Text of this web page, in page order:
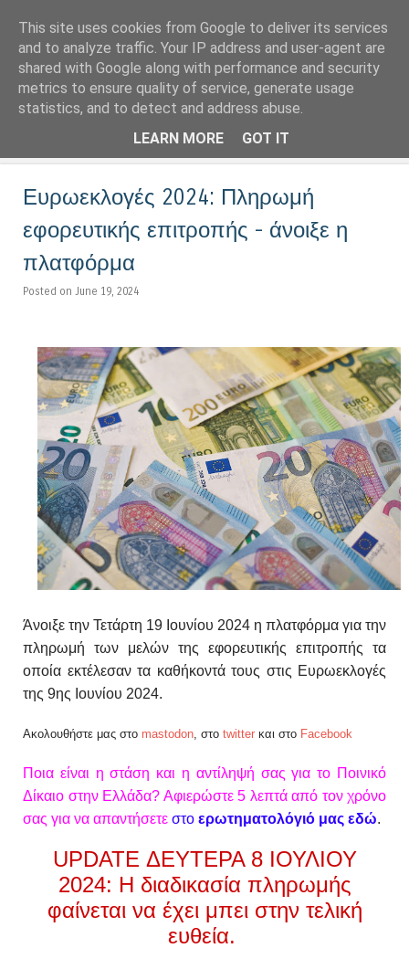
LoNinja.gr
Menu
Ευρωεκλογές 2024: Πληρωμή
εφορευτικής επιτροπής - άνοιξε η
πλατφόρμα
Posted on June 19, 2024
Άνοιξε την Τετάρτη 19 Ιουνίου 2024 η πλατφόρμα για την
πληρωμή των μελών της εφορευτικής επιτροπής τα
οποία εκτέλεσαν τα καθήκοντά τους στις Ευρωεκλογές
της 9ης Ιουνίου 2024.
Ακολουθήστε μας στο mastodon, στο twitter και στο Facebook
Ποια είναι η στάση και η αντίληψή σας για το Ποινικό
Δίκαιο στην Ελλάδα? Αφιερώστε 5 λεπτά από τον χρόνο
σας για να απαντήσετε στο ερωτηματολόγιό μας εδώ.
UPDATE ΔΕΥΤΕΡΑ 8 ΙΟΥΛΙΟΥ
2024: Η διαδικασία πληρωμής
φαίνεται να έχει μπει στην τελική
ευθεία.
This site uses cookies from Google to deliver its services
and to analyze traffic. Your IP address and user-agent are
shared with Google along with performance and security
metrics to ensure quality of service, generate usage
statistics, and to detect and address abuse.
LEARN MORE
GOT IT